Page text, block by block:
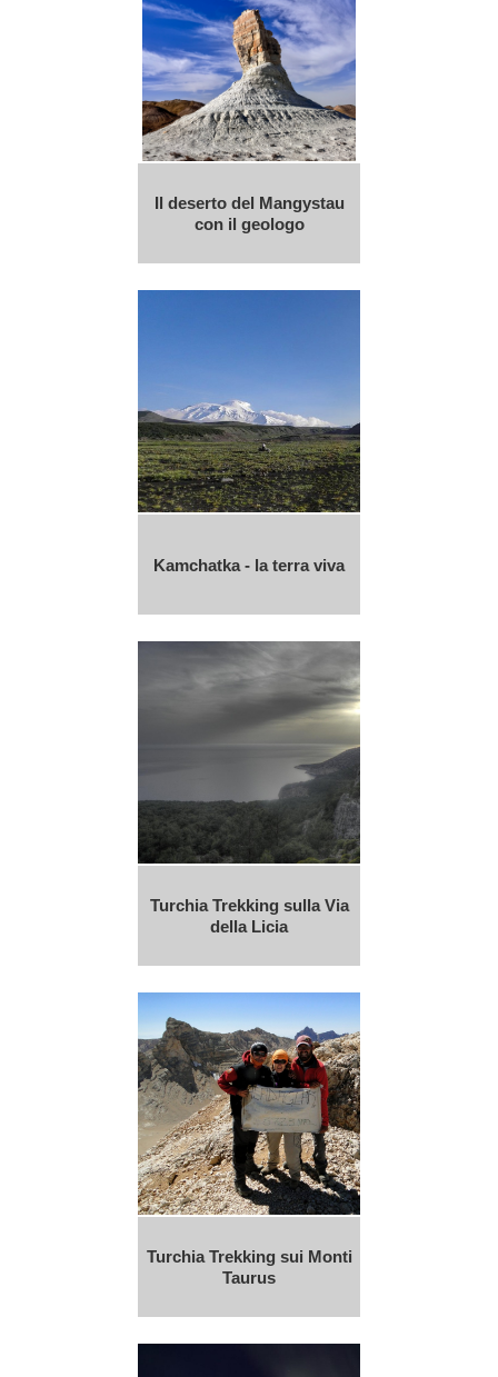
Il deserto del Mangystau
con il geologo
Kamchatka - la terra viva
Turchia Trekking sulla Via
della Licia
Turchia Trekking sui Monti
Taurus